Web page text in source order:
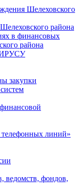
Шелеховского
района
в финансовых
района
закупки
телефонных линий»
ведомств, фондов,